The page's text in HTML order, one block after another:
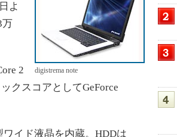
digistrema note
よ
万
2
クスコアとしてGeForce
イド液晶を内蔵。HDDは